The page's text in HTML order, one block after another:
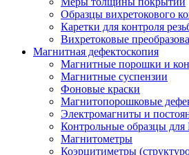
Образцы вихретокового
Каретки для контроля
Вихретоковые
Магнитная дефектоскопия
Магнитные порошки и
Магнитные суспензии
Фоновые краски
Магнитопорошковые
Электромагниты и
Контрольные образцы
Магнитометры
Коэрцитиметры